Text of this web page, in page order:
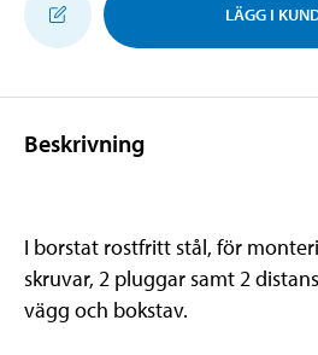
LÄGG I
Beskrivning
I borstat rostfritt stål, för
skruvar, 2 pluggar samt 2
vägg och bokstav.